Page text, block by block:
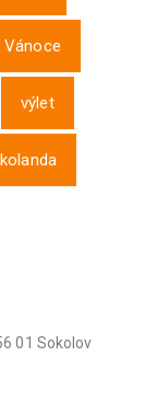
Vánoce
výlet
01 Sokolov